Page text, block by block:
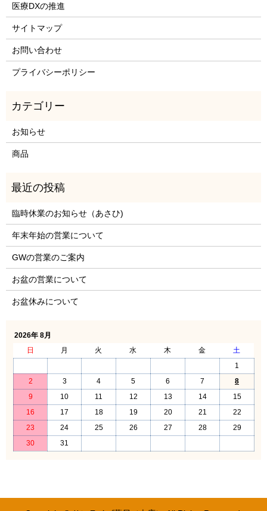
医療DXの推進
サイトマップ
お問い合わせ
プライバシーポリシー
お知らせ
商品
臨時休業のお知らせ（あさひ)
年末年始の営業について
GWの営業のご案内
お盆の営業について
お盆休みについて
2026年 8月
日
月 火 水 木 金
土
1
2
3 4 5 6 7
8
9
10 11 12 13 14
15
16
17 18 19 20 21
22
23
24 25 26 27 28
29
30
31